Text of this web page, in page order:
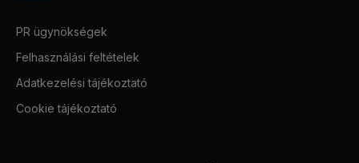
PR ügynökségek
Felhasználási feltételek
Adatkezelési tájékoztató
Cookie tájékoztató